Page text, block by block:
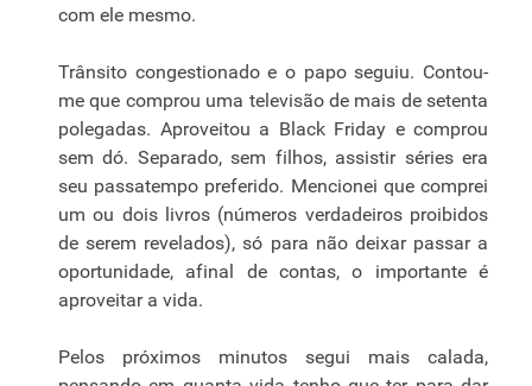
com ele mesmo.
Trânsito congestionado e o papo seguiu. Contou-
me que comprou uma televisão de mais de setenta
polegadas. Aproveitou a Black Friday e comprou
sem dó. Separado, sem filhos, assistir séries era
seu passatempo preferido. Mencionei que comprei
um ou dois livros (números verdadeiros proibidos
de serem revelados), só para não deixar passar a
oportunidade, afinal de contas, o importante é
aproveitar a vida.
Pelos próximos minutos segui mais calada,